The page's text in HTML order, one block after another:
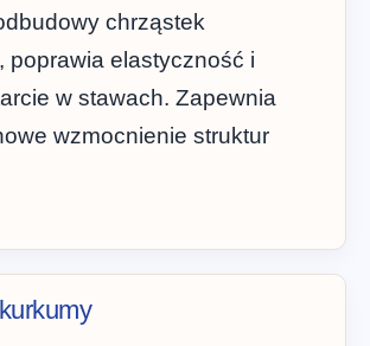
chrząstek
poprawia elastyczność i
w stawach. Zapewnia
wzmocnienie struktur